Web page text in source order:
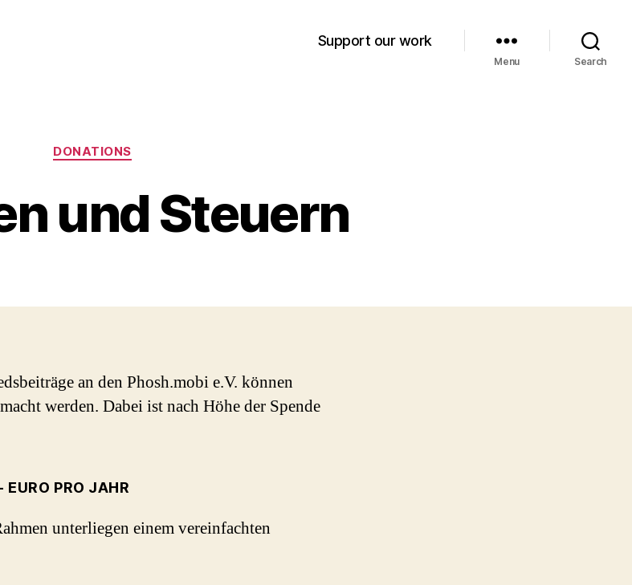
Support our work
Menu Search
Categories
DONATIONS
und Steuern
an den Phosh.mobi e.V. können
werden. Dabei ist nach Höhe der Spende
PRO JAHR
unterliegen einem vereinfachten